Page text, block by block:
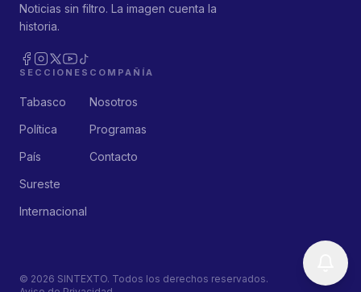
Noticias sin filtro. La imagen cuenta la
historia.
SECCIONES
Tabasco
Política
País
Sureste
Internacional
COMPAÑÍA
Nosotros
Programas
Contacto
© 2026 SINTEXTO. Todos los derechos reservados.